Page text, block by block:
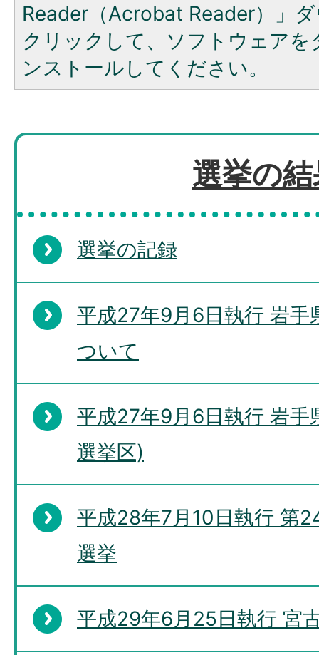
Reader（Acrobat Reader）」
クリックして、ソフトウェア
ンストールしてください。
選挙の
選挙の記録
平成27年9月6日執行 岩手
ついて
平成27年9月6日執行 岩手
選挙区)
平成28年7月10日執行 第
選挙
平成29年6月25日執行 宮